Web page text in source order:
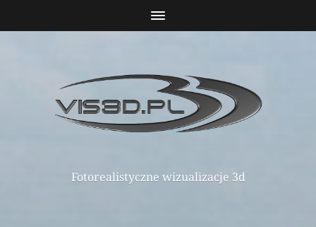
Fotorealistyczne wizualizacje 3d